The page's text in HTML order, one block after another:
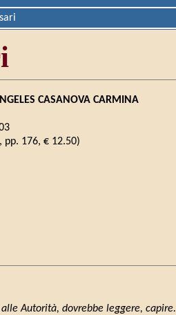
CASANOVA CARMINA
pp. 176, € 12.50)
Autorità, dovrebbe leggere, capire.